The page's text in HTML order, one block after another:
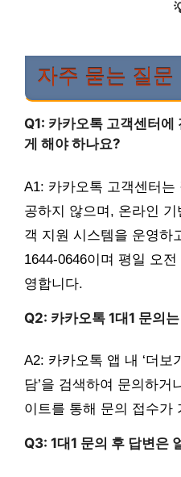
자주 묻는 질문
Q1: 카카오톡 고객센터에
게 해야 하나요?
A1: 카카오톡 고객센터는
공하지 않으며, 온라인
객 지원 시스템을 운영하
1644-0646이며 평일 오
영합니다.
Q2: 카카오톡 1대1 문의
A2: 카카오톡 앱 내 ‘더보
담’을 검색하여 문의하
이트를 통해 문의 접수가
Q3: 1대1 문의 후 답변은